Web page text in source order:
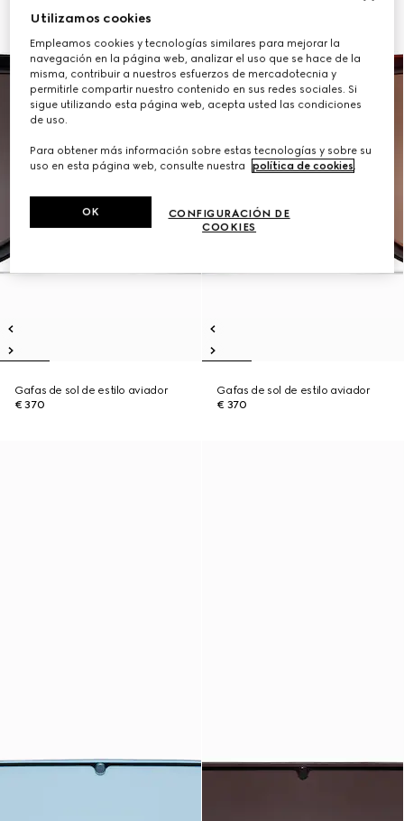
Gafas de sol de estilo aviador
€ 370
Gafas de sol de estilo aviador
€ 370
Utilizamos cookies
Empleamos cookies y tecnologías similares para mejorar la
navegación en la página web, analizar el uso que se hace de la
misma, contribuir a nuestros esfuerzos de mercadotecnia y
permitirle compartir nuestro contenido en sus redes sociales. Si
sigue utilizando esta página web, acepta usted las condiciones
de uso.
Para obtener más información sobre estas tecnologías y sobre su
uso en esta página web, consulte nuestra
política de cookies.
CONFIGURACIÓN DE
COOKIES
OK